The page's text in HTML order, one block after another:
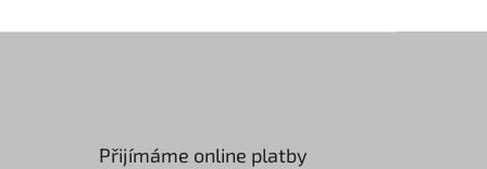
Přijímáme online platby